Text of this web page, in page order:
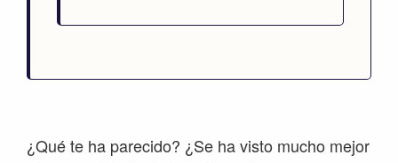
¿Qué te ha parecido? ¿Se ha visto mucho mejor